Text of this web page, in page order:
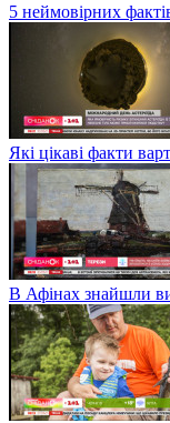
5 неймовірних
Які цікаві факти
В Афінах знайшли